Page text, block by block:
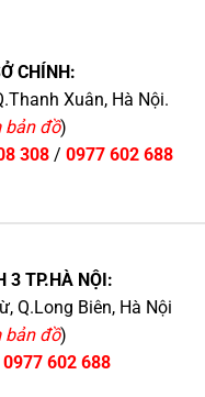
CHÍNH:
Xuân, Hà Nội.
bản đồ)
308/ 0977 602 688
3 TP.HÀ NỘI:
Q.Long Biên, Hà Nội
bản đồ)
0977 602 688